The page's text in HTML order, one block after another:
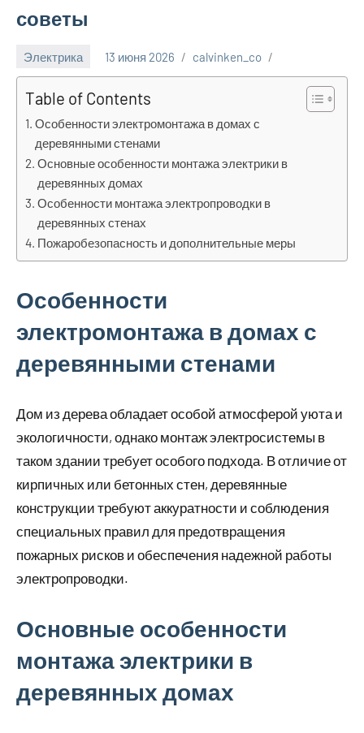
советы
Электрика 13 июня 2026 calvinken_co
Table of Contents
Особенности электромонтажа в домах с
деревянными стенами
Основные особенности монтажа электрики в
деревянных домах
Особенности монтажа электропроводки в
деревянных стенах
Пожаробезопасность и дополнительные меры
Особенности
электромонтажа в домах с
деревянными стенами
Дом из дерева обладает особой атмосферой уюта и
экологичности, однако монтаж электросистемы в
таком здании требует особого подхода. В отличие от
кирпичных или бетонных стен, деревянные
конструкции требуют аккуратности и соблюдения
специальных правил для предотвращения
пожарных рисков и обеспечения надежной работы
электропроводки.
Основные особенности
монтажа электрики в
деревянных домах